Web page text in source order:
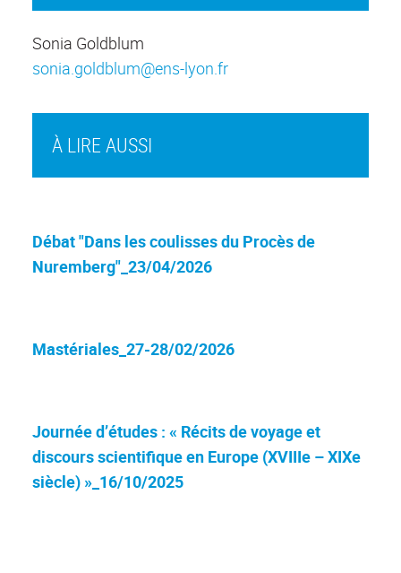
À LIRE AUSSI
Débat "Dans les coulisses du Procès de
Nuremberg"_23/04/2026
Mastériales_27-28/02/2026
Journée d’études : « Récits de voyage et
discours scientifique en Europe (XVIIIe – XIXe
siècle) »_16/10/2025
Sonia Goldblum
sonia.goldblum@ens-lyon.fr